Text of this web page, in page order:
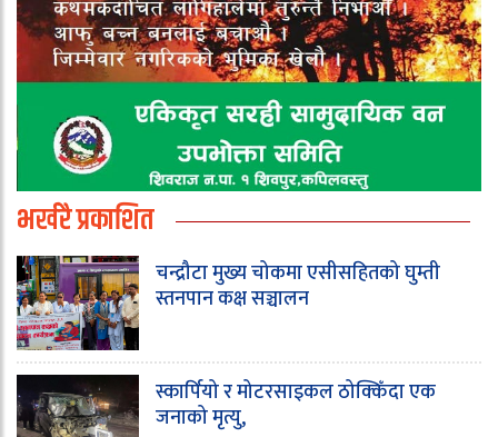
भर्खरै प्रकाशित
चन्द्रौटा मुख्य चोकमा एसीसहितको घुम्ती
स्तनपान कक्ष सञ्चालन
स्कार्पियो र मोटरसाइकल ठोक्किँदा एक
जनाको मृत्यु,